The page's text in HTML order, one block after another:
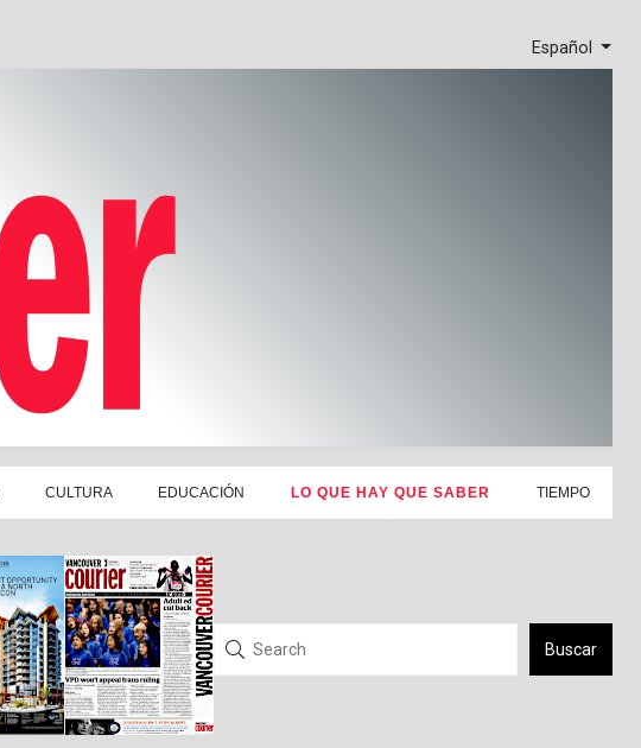
Español
CULTURA EDUCACIÓN LO QUE HAY QUE SABER TIEMPO
Buscar